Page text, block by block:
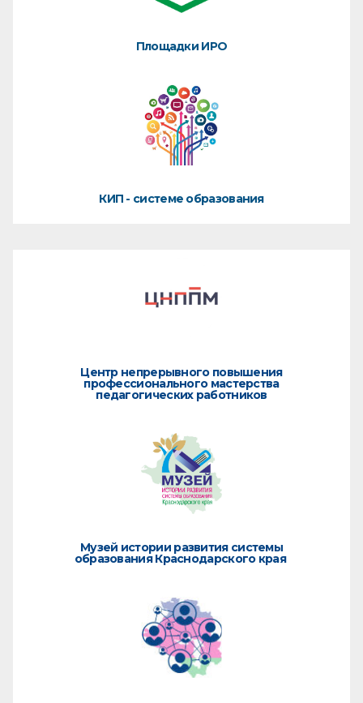
Площадки ИРО
КИП - системе образования
Центр непрерывного повышения
профессионального мастерства
педагогических работников
Музей истории развития системы
образования Краснодарского края